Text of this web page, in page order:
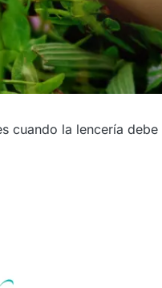
cuando la lencería